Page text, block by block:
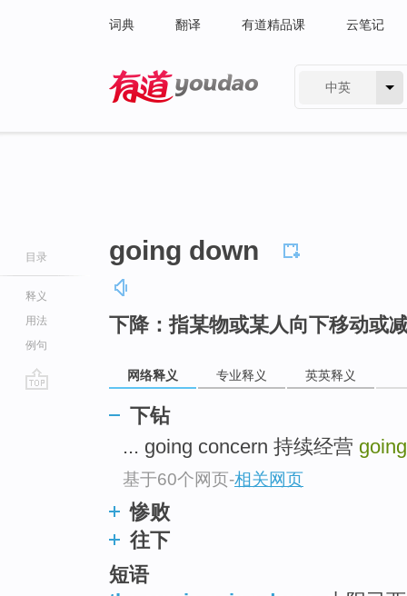
词典 翻译 有道精品课 云笔记
中英
目录
释义
用法
例句
going down
下降：指某物或某人向下移动或
网络释义 专业释义 英英释义
下钻
... going concern 持续经营
基于60个网页-相关网页
惨败
往下
短语